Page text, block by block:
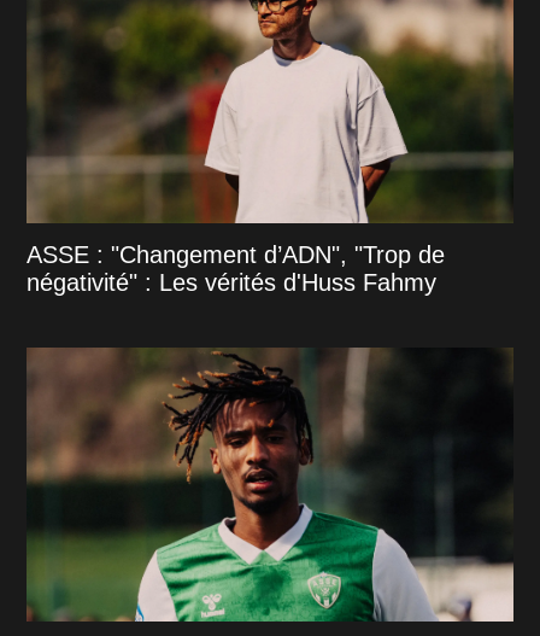
ASSE : "Changement d’ADN", "Trop de
négativité" : Les vérités d'Huss Fahmy